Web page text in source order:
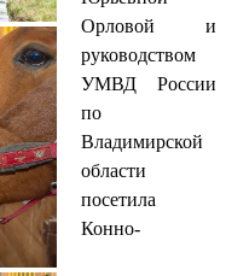
Орловой и
руководством
УМВД России
по
Владимирской
области
посетила
Конно-